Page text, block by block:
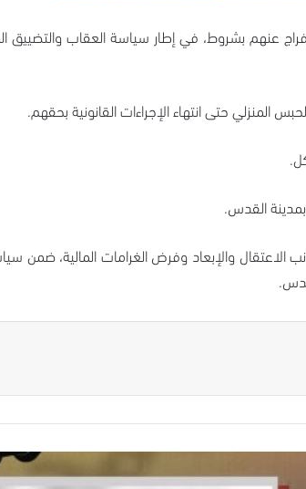
عنهم بشروط، في إطار سياسة العقاب والتضييق
حتى انتهاء الإجراءات القانونية بحقهم.
الاعتقال والإبعاد وفرض الغرامات المالية،